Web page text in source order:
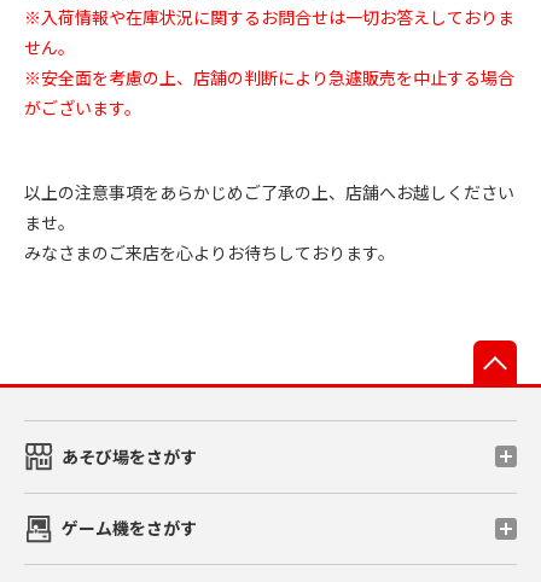
※入荷情報や在庫状況に関するお問合せは一切お答えしておりま
せん。
※安全面を考慮の上、店舗の判断により急遽販売を中止する場合
がございます。
以上の注意事項をあらかじめご了承の上、店舗へお越しください
ませ。
みなさまのご来店を心よりお待ちしております。
あそび場をさがす
ゲーム機をさがす